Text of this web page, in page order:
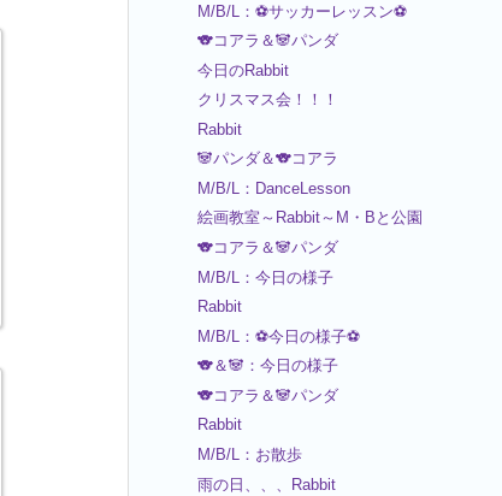
M/B/L：⚽サッカーレッスン⚽
🐨コアラ＆🐼パンダ
今日のRabbit
クリスマス会！！！
Rabbit
🐼パンダ＆🐨コアラ
M/B/L：DanceLesson
絵画教室～Rabbit～M・Bと公園
🐨コアラ＆🐼パンダ
M/B/L：今日の様子
Rabbit
M/B/L：⚽今日の様子⚽
🐨＆🐼：今日の様子
🐨コアラ＆🐼パンダ
Rabbit
M/B/L：お散歩
雨の日、、、Rabbit